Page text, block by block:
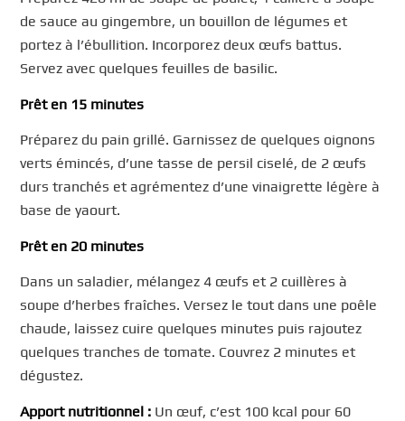
de sauce au gingembre, un bouillon de légumes et
portez à l’ébullition. Incorporez deux œufs battus.
Servez avec quelques feuilles de basilic.
Prêt en 15 minutes
Préparez du pain grillé. Garnissez de quelques oignons
verts émincés, d’une tasse de persil ciselé, de 2 œufs
durs tranchés et agrémentez d’une vinaigrette légère à
base de yaourt.
Prêt en 20 minutes
Dans un saladier, mélangez 4 œufs et 2 cuillères à
soupe d’herbes fraîches. Versez le tout dans une poêle
chaude, laissez cuire quelques minutes puis rajoutez
quelques tranches de tomate. Couvrez 2 minutes et
dégustez.
Apport nutritionnel : Un œuf, c’est 100 kcal pour 60